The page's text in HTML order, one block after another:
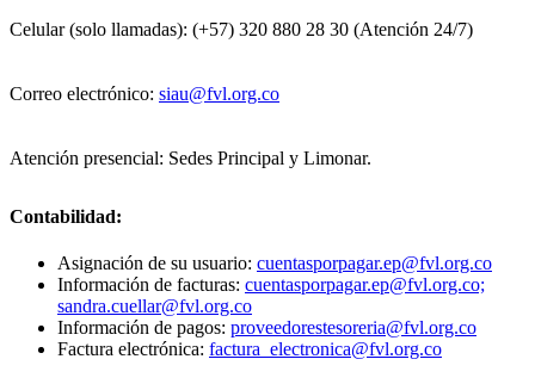
Celular (solo llamadas): (+57) 320 880 28 30 (Atención 24/7)
Correo electrónico: siau@fvl.org.co
Atención presencial: Sedes Principal y Limonar.
Contabilidad:
Asignación de su usuario: cuentasporpagar.ep@fvl.org.co
Información de facturas: cuentasporpagar.ep@fvl.org.co;
sandra.cuellar@fvl.org.co
Información de pagos: proveedorestesoreria@fvl.org.co
Factura electrónica: factura_electronica@fvl.org.co